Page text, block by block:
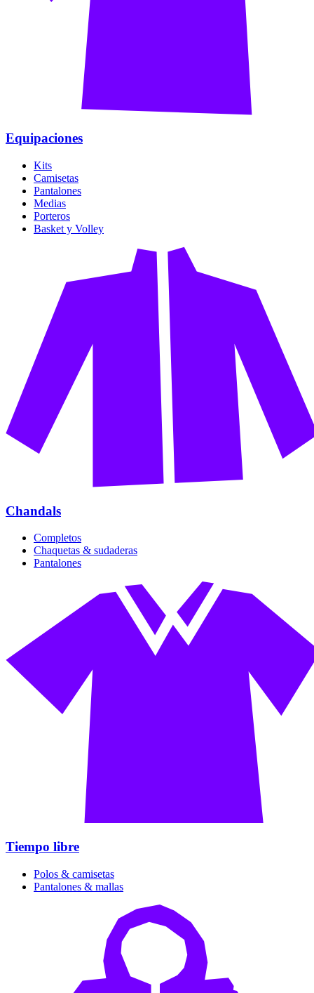
Equipaciones
Kits
Camisetas
Pantalones
Medias
Porteros
Basket y Volley
Chandals
Completos
Chaquetas & sudaderas
Pantalones
Tiempo libre
Polos & camisetas
Pantalones & mallas